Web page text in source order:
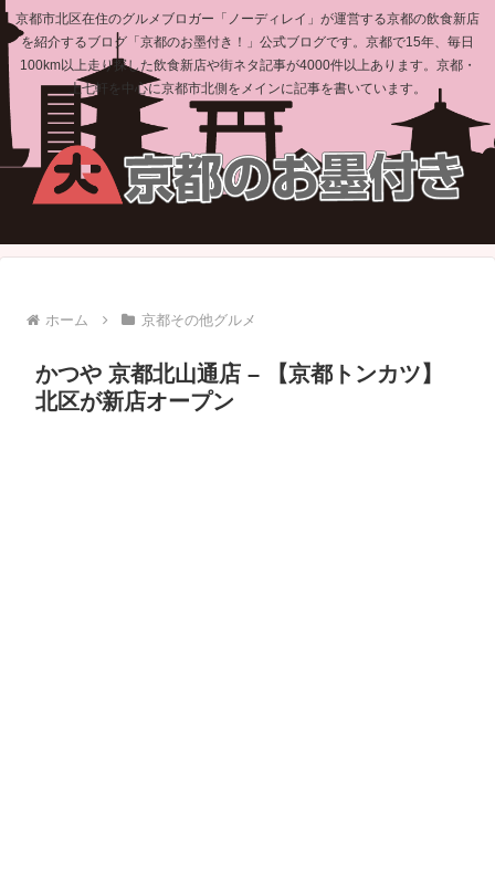
京都市北区在住のグルメブロガー「ノーディレイ」が運営する京都の飲食新店
を紹介するブログ「京都のお墨付き！」公式ブログです。京都で15年、毎日
100km以上走り探した飲食新店や街ネタ記事が4000件以上あります。京都・
上七軒を中心に京都市北側をメインに記事を書いています。
ホーム 京都その他グルメ
かつや 京都北山通店 – 【京都トンカツ】
北区が新店オープン